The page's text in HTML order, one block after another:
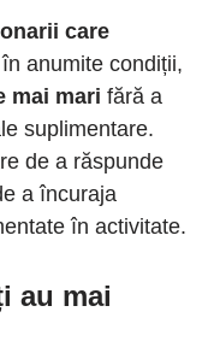
care
anumite condiții,
mai mari fără a
suplimentare.
de a răspunde
a încuraja
în activitate.
au mai